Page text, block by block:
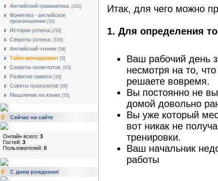
Английский грамматика. [101]
Фонетика - английское
произношение [52]
Истории успеха [250]
Секреты успеха. [105]
Английский чтение [54]
Тайм-менеджмент [5]
Секреты полиглотов. [63]
Развитие памяти [19]
Советы психологов [59]
Мышление на языке [55]
Сейчас на сайте
Онлайн всего: 3
Гостей: 3
Пользователей: 0
С днем рождения!
Итак, для чего можно
1. Для определения
Ваш рабочий день
несмотря на то,
решаете вовремя.
Вы постоянно не
домой довольно
Вы уже который
вот никак не
тренировки.
Ваш начальник
работы